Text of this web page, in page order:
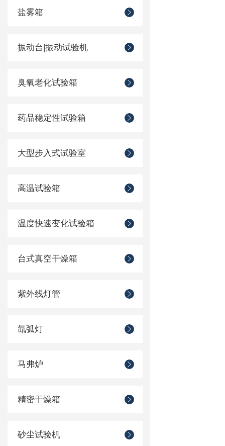
盐雾箱
振动台|振动试验机
臭氧老化试验箱
药品稳定性试验箱
大型步入式试验室
高温试验箱
温度快速变化试验箱
台式真空干燥箱
紫外线灯管
氙弧灯
马弗炉
精密干燥箱
砂尘试验机